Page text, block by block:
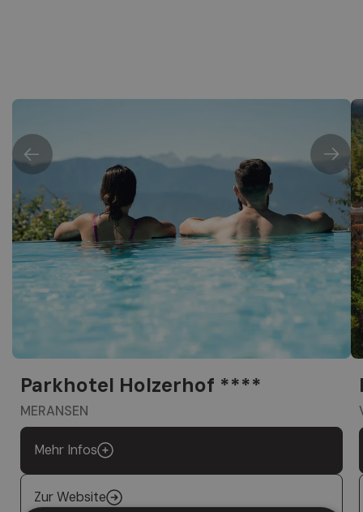
Parkhotel Holzerhof ****
MERANSEN
Mehr Infos
Zur Website